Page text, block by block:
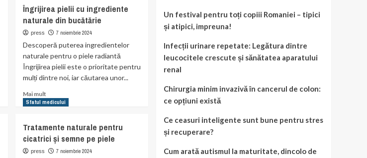
pentru
un
ten
Îngrijirea pielii cu ingrediente
naturale din bucătărie
press 7 noiembrie 2024
Descoperă puterea ingredientelor
naturale pentru o piele radiantă
Îngrijirea pielii este o prioritate pentru
mulți dintre noi, iar căutarea unor...
Mai multRead
more
pielii
cu
ingrediente
Sfatul medicului
Tratamente naturale pentru
cicatrici și semne pe piele
press 7 noiembrie 2024
Un festival pentru toți copiii Romaniei – tipici
și atipici, impreuna!
Infecții urinare repetate: Legătura dintre
leucocitele crescute și sănătatea aparatului
renal
Chirurgia minim invazivă în cancerul de colon:
ce opțiuni există
Ce ceasuri inteligente sunt bune pentru stres
și recuperare?
Cum arată autismul la maturitate, dincolo de